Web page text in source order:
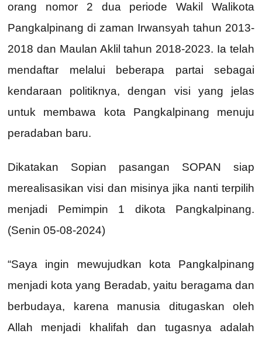
orang nomor 2 dua periode Wakil Walikota
Pangkalpinang di zaman Irwansyah tahun 2013-
2018 dan Maulan Aklil tahun 2018-2023. Ia telah
mendaftar melalui beberapa partai sebagai
kendaraan politiknya, dengan visi yang jelas
untuk membawa kota Pangkalpinang menuju
peradaban baru.
Dikatakan Sopian pasangan SOPAN siap
merealisasikan visi dan misinya jika nanti terpilih
menjadi Pemimpin 1 dikota Pangkalpinang.
(Senin 05-08-2024)
“Saya ingin mewujudkan kota Pangkalpinang
menjadi kota yang Beradab, yaitu beragama dan
berbudaya, karena manusia ditugaskan oleh
Allah menjadi khalifah dan tugasnya adalah